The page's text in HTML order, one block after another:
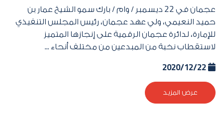
عجمان في22 ديسمبر / وام / بارك سمو الشيخ عمار بن
حميد النعيمي، ولي عهد عجمان، رئيس المجلس التنفيذي
للإمارة، لدائرة عجمان الرقمية على إنجازها المتميز
لاستقطاب نخبة من المبدعين من مختلف أنحاء ...
عرض المزيد